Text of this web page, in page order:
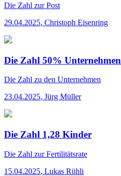
Die Zahl zur Post
29.04.2025, Christoph Eisenring
Die Zahl 50% Unternehmen
Die Zahl zu den Unternehmen
23.04.2025, Jürg Müller
Die Zahl 1,28 Kinder
Die Zahl zur Fertilitätsrate
15.04.2025, Lukas Rühli